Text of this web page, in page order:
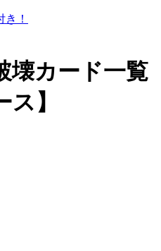
！
壊カード一覧
ス】